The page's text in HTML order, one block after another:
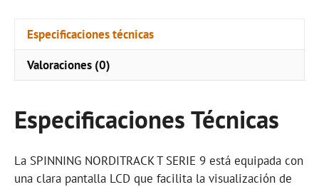
Especificaciones técnicas
Valoraciones (0)
Especificaciones Técnicas
La SPINNING NORDITRACK T SERIE 9 está equipada con
una clara pantalla LCD que facilita la visualización de